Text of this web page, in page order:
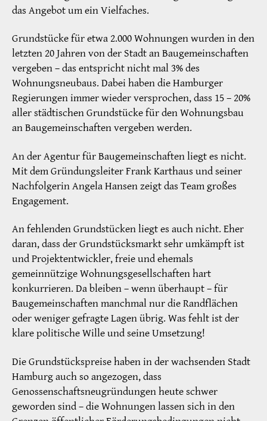
das Angebot um ein Vielfaches.
Grundstücke für etwa 2.000 Wohnungen wurden in den
letzten 20 Jahren von der Stadt an Baugemeinschaften
vergeben – das entspricht nicht mal 3% des
Wohnungsneubaus. Dabei haben die Hamburger
Regierungen immer wieder versprochen, dass 15 – 20%
aller städtischen Grundstücke für den Wohnungsbau
an Baugemeinschaften vergeben werden.
An der Agentur für Baugemeinschaften liegt es nicht.
Mit dem Gründungsleiter Frank Karthaus und seiner
Nachfolgerin Angela Hansen zeigt das Team großes
Engagement.
An fehlenden Grundstücken liegt es auch nicht. Eher
daran, dass der Grundstücksmarkt sehr umkämpft ist
und Projektentwickler, freie und ehemals
gemeinnützige Wohnungsgesellschaften hart
konkurrieren. Da bleiben – wenn überhaupt – für
Baugemeinschaften manchmal nur die Randflächen
oder weniger gefragte Lagen übrig. Was fehlt ist der
klare politische Wille und seine Umsetzung!
Die Grundstückspreise haben in der wachsenden Stadt
Hamburg auch so angezogen, dass
Genossenschaftsneugründungen heute schwer
geworden sind – die Wohnungen lassen sich in den